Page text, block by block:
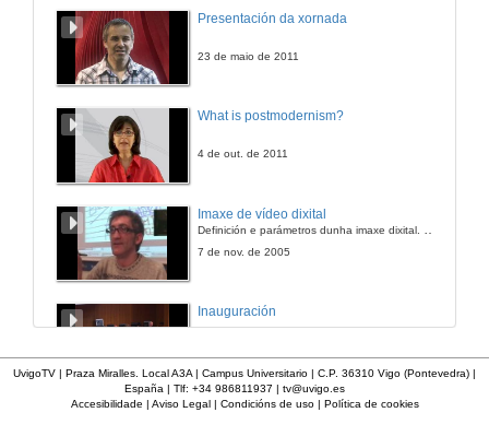
Quenda de preguntas
Quenda de preguntas
Como afrontar unha oposición. Parte II:
Quenda de preguntas
Presentación da xornada
23 de maio de 2011
What is postmodernism?
4 de out. de 2011
Imaxe de vídeo dixital
Definición e parámetros dunha imaxe dixital. Resolución e Aspecto. Profundidade da cor. Compresión. Frame por segundo. Entrelazado. Campos, cadros
7 de nov. de 2005
Inauguración
UvigoTV | Praza Miralles. Local A3A | Campus Universitario | C.P. 36310 Vigo (Pontevedra) |
España | Tlf: +34 986811937 | tv@uvigo.es
Accesibilidade | Aviso Legal| Condicións de uso| Política de cookies